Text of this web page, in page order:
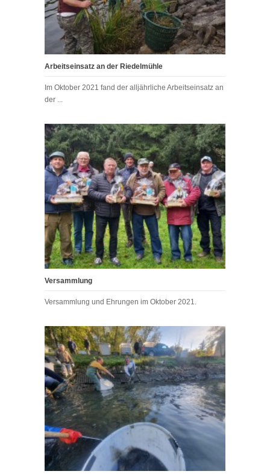
Arbeitseinsatz an der Riedelmühle
Im Oktober 2021 fand der alljährliche Arbeitseinsatz an
der ...
Versammlung
Versammlung und Ehrungen im Oktober 2021.